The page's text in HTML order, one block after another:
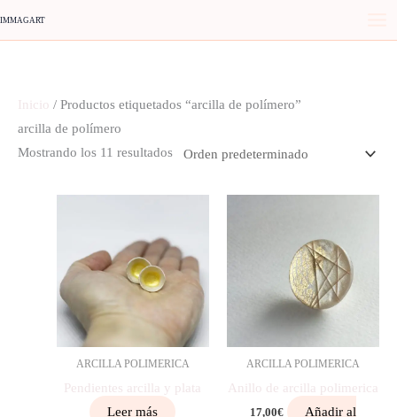
IMMAGART
Inicio / Productos etiquetados “arcilla de polímero”
arcilla de polímero
Mostrando los 11 resultados
ARCILLA POLIMERICA
Pendientes arcilla y plata
Leer más
ARCILLA POLIMERICA
Anillo de arcilla polimerica
17,00€
Añadir al